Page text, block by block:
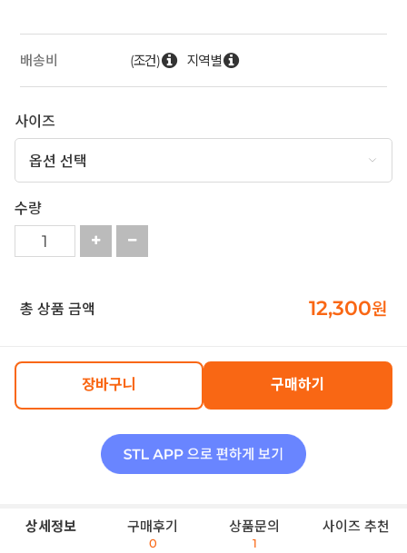
배송비 (조건) 지역별
사이즈
수량
총 상품 금액 12,300원
장바구니 구매하기
상세정보 구매후기
0
상품문의
1
사이즈 추천